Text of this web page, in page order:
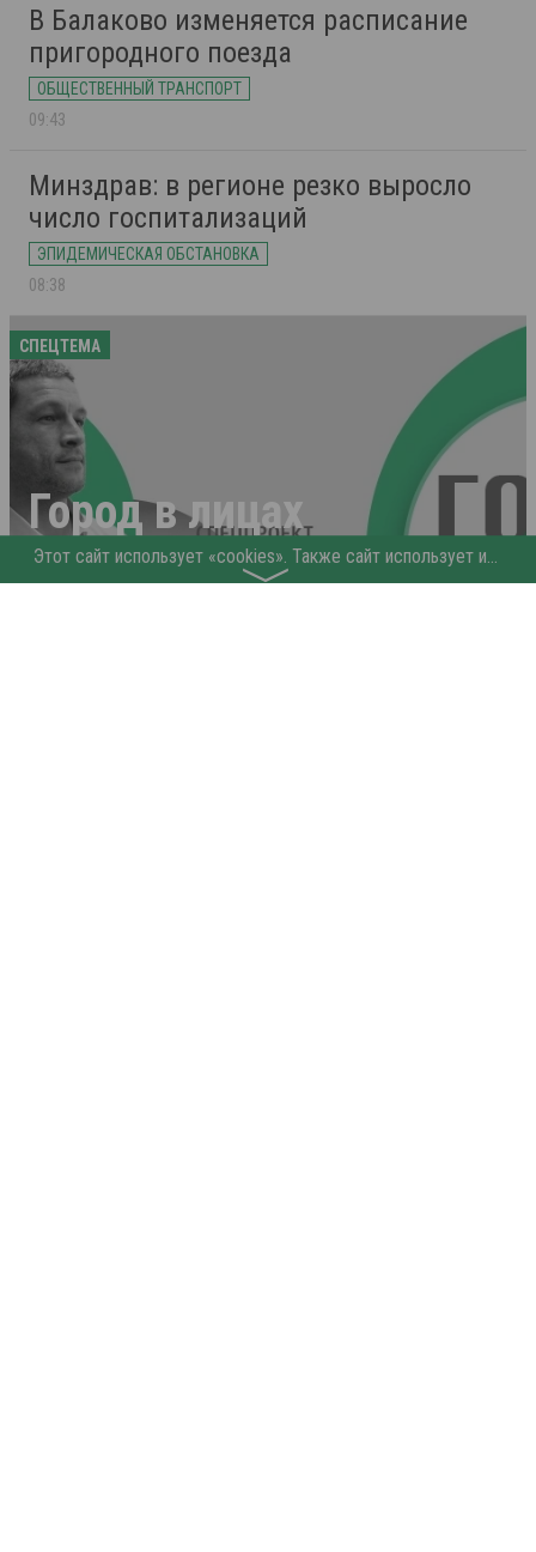
В Балаково изменяется расписание
пригородного поезда
ОБЩЕСТВЕННЫЙ ТРАНСПОРТ
09:43
Минздрав: в регионе резко выросло
число госпитализаций
ЭПИДЕМИЧЕСКАЯ ОБСТАНОВКА
08:38
СПЕЦТЕМА
Город в лицах
Gobalakovo